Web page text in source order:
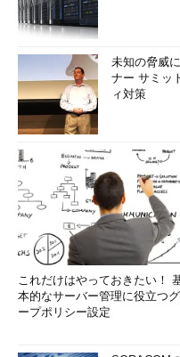
未知の脅威
ナー サミッ
ィ対策
これだけはやっておきたい！
本的なサーバー管理に役立つ
ープポリシー設定